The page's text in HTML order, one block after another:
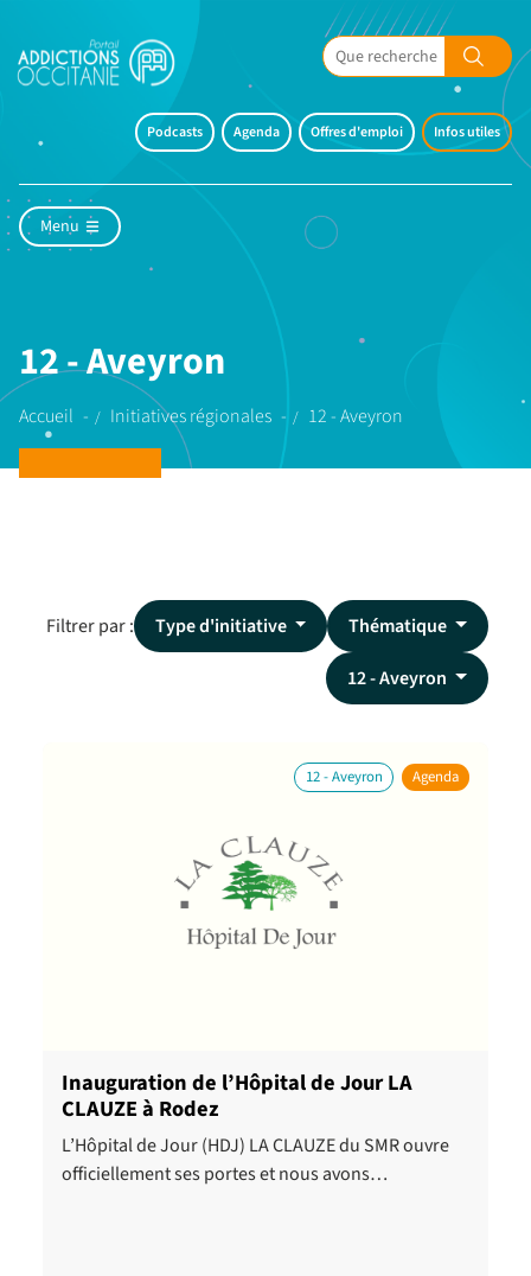
Podcasts Agenda Offres d'emploi Infos utiles
Menu
12 - Aveyron
Accueil Initiatives régionales 12 - Aveyron
Filtrer par : Type d'initiative
Thématique
12 - Aveyron
12 - Aveyron Agenda
Inauguration de l’Hôpital de Jour LA
CLAUZE à Rodez
L’Hôpital de Jour (HDJ) LA CLAUZE du SMR ouvre
officiellement ses portes et nous avons…